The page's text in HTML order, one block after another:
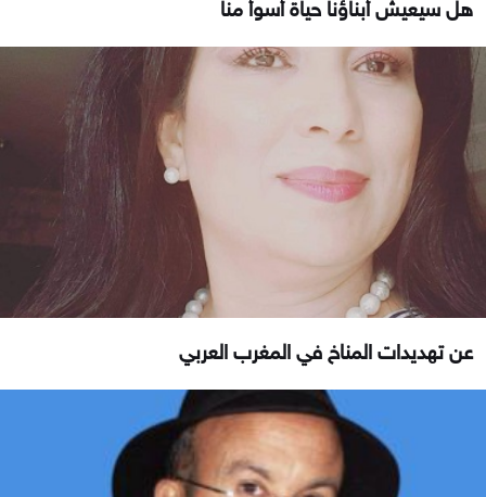
عن تهديدات المناخ في المغرب العربي